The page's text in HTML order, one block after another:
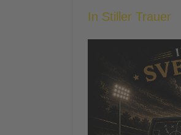
In Stiller Trauer